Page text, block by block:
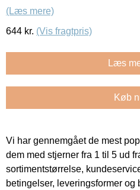
(Læs mere)
644 kr. (Vis fragtpris)
Læs
Køb
Vi har gennemgået de mest
dem med stjerner fra 1 til 5 ud
sortimentstørrelse,
betingelser, leveringsformer og